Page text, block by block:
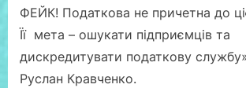
ФЕЙК! Податкова не причетна до
Її мета – ошукати підприємців та
дискредитувати податкову
Руслан Кравченко.